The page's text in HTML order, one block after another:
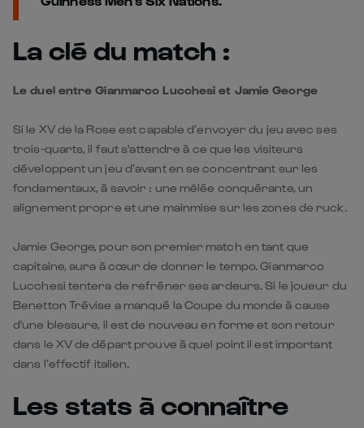
Le duel entre Gianmarco Lucchesi et Jamie George
Si le XV de la Rose est capable d’envoyer du jeu avec ses
développent un jeu d’avant en se concentrant sur les
alignement propre et une mainmise sur les zones de ruck.
Jamie George, pour son premier match en tant que
capitaine, aura à cœur de donner le tempo. Gianmarco
Lucchesi tentera de refréner ses ardeurs. Si le joueur du
d'une blessure, il est de nouveau en forme et son retour
dans le XV de départ prouve à quel point il est important
dans l’effectif italien.
Les stats à connaître
0 : la dernière fois que l’Italie a reçu l’Angleterre, la
point devant son public : score final 33 – 0. C’était la sixième